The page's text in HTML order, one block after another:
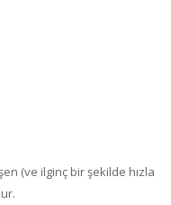
(ve ilginç bir şekilde hızla